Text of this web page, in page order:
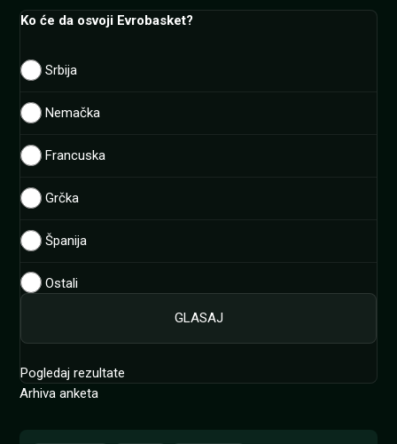
Ko će da osvoji Evrobasket?
Srbija
Nemačka
Francuska
Grčka
Španija
Ostali
Pogledaj rezultate
Arhiva anketa